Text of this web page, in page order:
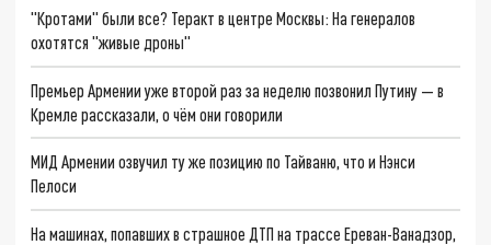
"Кротами" были все? Теракт в центре Москвы: На генералов
охотятся "живые дроны"
Премьер Армении уже второй раз за неделю позвонил Путину — в
Кремле рассказали, о чём они говорили
МИД Армении озвучил ту же позицию по Тайваню, что и Нэнси
Пелоси
На машинах, попавших в страшное ДТП на трассе Ереван-Ванадзор,